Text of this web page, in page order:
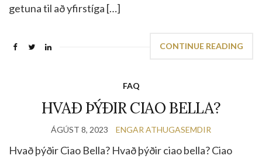
getuna til að yfirstíga […]
CONTINUE READING
FAQ
HVAÐ ÞÝÐIR CIAO BELLA?
ÁGÚST 8, 2023 ENGAR ATHUGASEMDIR
Hvað þýðir Ciao Bella? Hvað þýðir ciao bella? Ciao